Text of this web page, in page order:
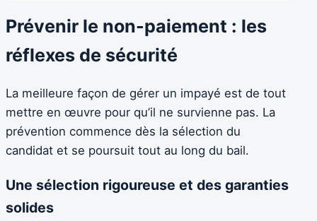
Prévenir le non-paiement : les
réflexes de sécurité
La meilleure façon de gérer un impayé est de tout
mettre en œuvre pour qu’il ne survienne pas. La
prévention commence dès la sélection du
candidat et se poursuit tout au long du bail.
Une sélection rigoureuse et des garanties
solides